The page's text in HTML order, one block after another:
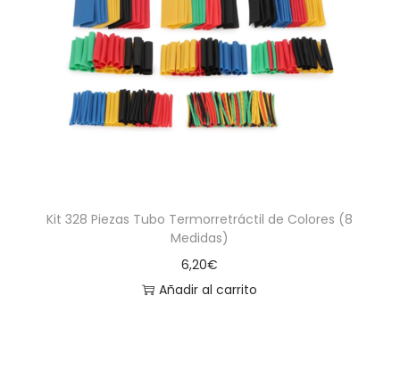
Kit 328 Piezas Tubo Termorretráctil de Colores (8
Medidas)
6,20€
Añadir al carrito